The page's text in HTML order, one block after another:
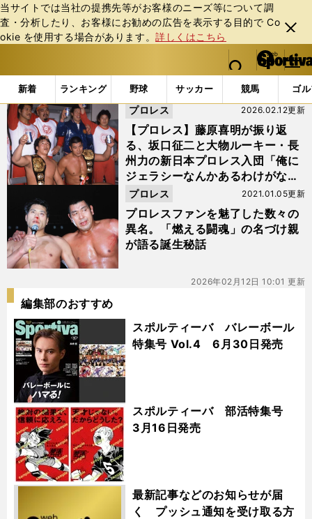
当サイトでは当社の提携先等がお客様のニーズ等について調
査・分析したり、お客様にお勧めの広告を表⽰する⽬的で Co
okie を使⽤する場合があります。詳しくはこちら
閉じ
る
web Sportiva (webスポルティーバ)
検索
マイペ
ー
ジ
メニュ
新着 ランキング 野球 サッカー 競馬 ゴ
b
ス
ポ
ル
テ
ィ
ー
バ
「#坂口征二」の最新ニュース・ 情報
【プロレス】藤原喜明が振り返
る、坂口征二と大物ルーキー・長
州力の新日本プロレス入団「俺に
ジェラシーなんかあるわけがな
い」
2026.02.12更新
プロレス
プロレスファンを魅了した数々の
異名。「燃える闘魂」の名づけ親
が語る誕生秘話
2021.01.05更新
プロレス
2026年02月12日 10:01 更新
編集部のおすすめ
スポルティーバ バレーボール
特集号 Vol.4 6月30日発売
スポルティーバ 部活特集号
3月16日発売
最新記事などのお知らせが届
く プッシュ通知を受け取る方